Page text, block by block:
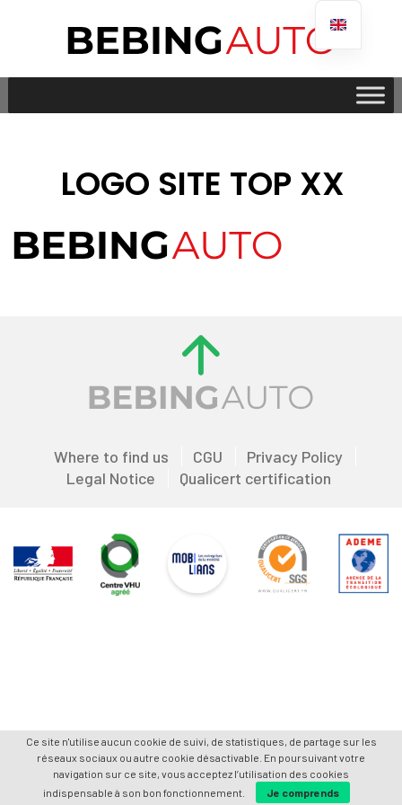
LOGO SITE TOP XX
Where to find us CGU
Privacy Policy
Legal Notice
Qualicert certification
Ce site n'utilise aucun cookie de suivi, de statistiques, de partage sur les
réseaux sociaux ou autre cookie désactivable. En poursuivant votre
navigation sur ce site, vous acceptez l’utilisation des cookies
indispensable à son bon fonctionnement.
Je comprends